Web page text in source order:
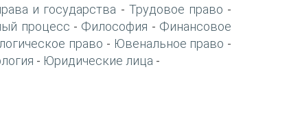
и государства - Трудовое право -
процесс - Философия - Финансовое
право - Ювенальное право -
- Юридические лица -